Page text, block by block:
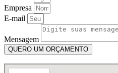
Empresa
E-mail
Mensagem
QUERO UM ORÇAMENTO